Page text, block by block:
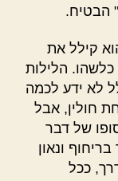
הבטיח.
קילל את
הלילות
לא ידע לכמה
חולין, אבל
של דבר
ונאון
ככל